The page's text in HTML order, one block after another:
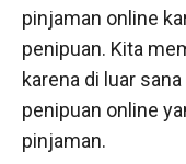
pinjaman online
penipuan. Kita
karena di luar
penipuan online
pinjaman.